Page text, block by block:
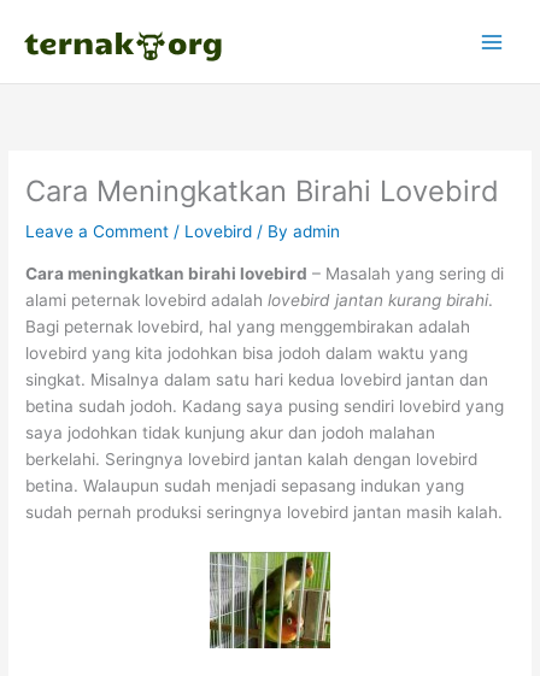
Cara Meningkatkan Birahi Lovebird
Leave a Comment / Lovebird / Byadmin
Cara meningkatkan birahi lovebird – Masalah yang sering di
alami peternak lovebird adalahlovebird jantan kurang birahi.
Bagi peternak lovebird, hal yang menggembirakan adalah
lovebird yang kita jodohkan bisa jodoh dalam waktu yang
singkat. Misalnya dalam satu hari kedua lovebird jantan dan
betina sudah jodoh. Kadang saya pusing sendiri lovebird yang
saya jodohkan tidak kunjung akur dan jodoh malahan
berkelahi. Seringnya lovebird jantan kalah dengan lovebird
betina. Walaupun sudah menjadi sepasang indukan yang
sudah pernah produksi seringnya lovebird jantan masih kalah.